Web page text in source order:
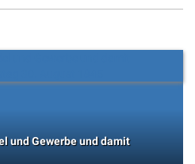
und Gewerbe und damit